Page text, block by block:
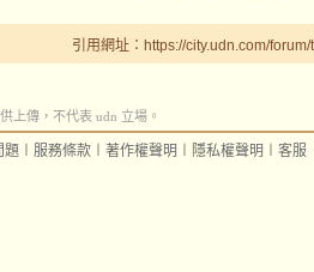
引用網址：https://city.udn.com/
上傳，不代表 udn 立場。
題 服務條款 著作權聲明 隱私權聲明 客服